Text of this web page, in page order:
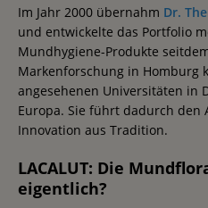
Im Jahr 2000 übernahm Dr.
und entwickelte das Portfolio
Mundhygiene-Produkte
Markenforschung in Homburg
angesehenen Universitäten in
Europa. Sie führt dadurch den
Innovation aus Tradition.
LACALUT: Die
eigentlich?